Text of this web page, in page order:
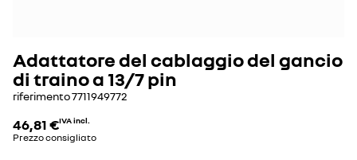
Adattatore del cablaggio del gancio
di traino a 13/7 pin
riferimento7711949772
46,81 €IVA incl.
Prezzo consigliato